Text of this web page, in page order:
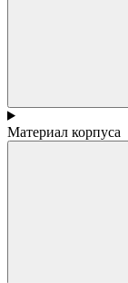
Материал корпуса